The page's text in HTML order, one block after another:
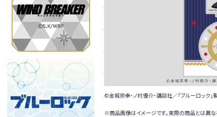
©金城宗幸・ノ村優介・講談社／「ブルーロック」
※商品画像はイメージです。実際の商品とは異な